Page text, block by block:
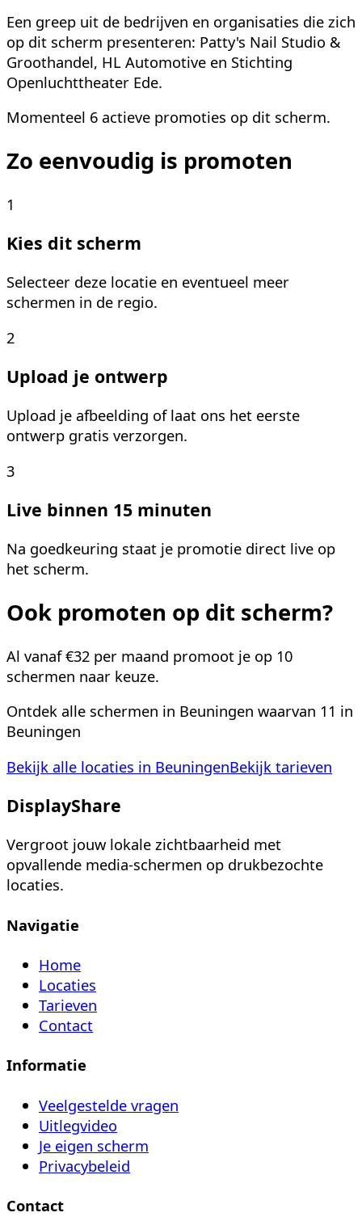
Een greep uit de bedrijven en organisaties die zich
op dit scherm presenteren: Patty's Nail Studio &
Groothandel, HL Automotive en Stichting
Openluchttheater Ede.
Momenteel 6 actieve promoties op dit scherm.
Zo eenvoudig is promoten
1
Kies dit scherm
Selecteer deze locatie en eventueel meer
schermen in de regio.
2
Upload je ontwerp
Upload je afbeelding of laat ons het eerste
ontwerp gratis verzorgen.
3
Live binnen 15 minuten
Na goedkeuring staat je promotie direct live op
het scherm.
Ook promoten op dit scherm?
Al vanaf€32 per maand promoot je op 10
schermen naar keuze.
Ontdek alle schermen in Beuningen waarvan 11 in
Beuningen
Bekijk alle locaties in BeuningenBekijk tarieven
DisplayShare
Vergroot jouw lokale zichtbaarheid met
opvallende media-schermen op drukbezochte
locaties.
Navigatie
Home
Locaties
Tarieven
Contact
Informatie
Veelgestelde vragen
Uitlegvideo
Je eigen scherm
Privacybeleid
Contact